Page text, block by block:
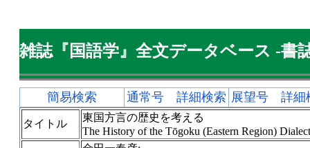
雑誌『国語学』全文データベース -書
簡易検索 通常号 詳細検索 展望号 詳細
タイトル
東国方言の歴史を考える
The History of the Tōgoku (Eastern Region) Dialect